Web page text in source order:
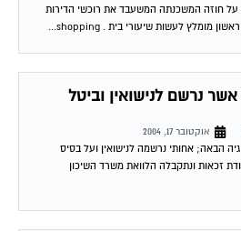
על חוזה המשכנתה המשעבד את רוכשי הדירות
נרשם לנישואין וביטל
אוקטובר 17, 2004
הבאה; אחותי נרשמה לנישואין ועל בסיס
זכאות ונתקבלה הלוואת משרד השיכון